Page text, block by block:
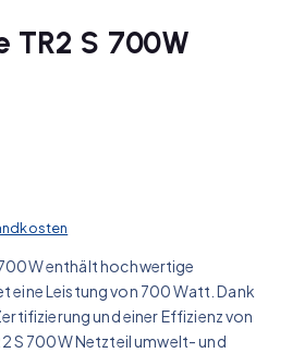
S 700W
enthält hochwertige
eine Leistung von 700 Watt. Dank
und einer Effizienz von
S 700W Netzteil umwelt- und